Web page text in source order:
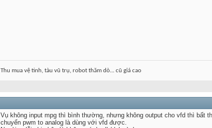
Thu mua vệ tinh, tàu vũ trụ, robot thăm dò... cũ giá cao
Vụ không input mpg thì bình thường, nhưng không output cho vfd thì bất
chuyển pwm to analog là dùng với vfd được.